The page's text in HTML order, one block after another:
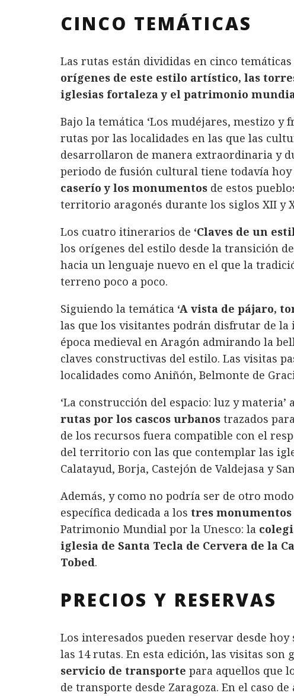
CINCO TEMÁTICAS
Las rutas están divididas en cinco
orígenes de este estilo artístico, las
iglesias fortaleza y el patrimonio
Bajo la temática ‘Los mudéjares, mestizo
rutas por las localidades en las que las
desarrollaron de manera extraordinaria y
periodo de fusión cultural tiene todavía
caserío y los monumentos de estos
territorio aragonés durante los siglos XII y
Los cuatro itinerarios de ‘Claves de un
los orígenes del estilo desde la transición
hacia un lenguaje nuevo en el que la
terreno poco a poco.
Siguiendo la temática ‘A vista de pájaro,
las que los visitantes podrán disfrutar de
época medieval en Aragón admirando la
claves constructivas del estilo. Las visitas
localidades como Aniñón, Belmonte de
‘La construcción del espacio: luz y
rutas por los cascos urbanos trazados
de los recursos fuera compatible con el
del territorio con las que contemplar las
Calatayud, Borja, Castejón de Valdejasa y
Además, y como no podría ser de otro
específica dedicada a los tres
Patrimonio Mundial por la Unesco: la
iglesia de Santa Tecla de Cervera de la
Tobed.
PRECIOS Y RESERVAS
Los interesados pueden reservar desde
las 14 rutas. En esta edición, las visitas
servicio de transporte para aquellos que
de transporte desde Zaragoza. En el caso